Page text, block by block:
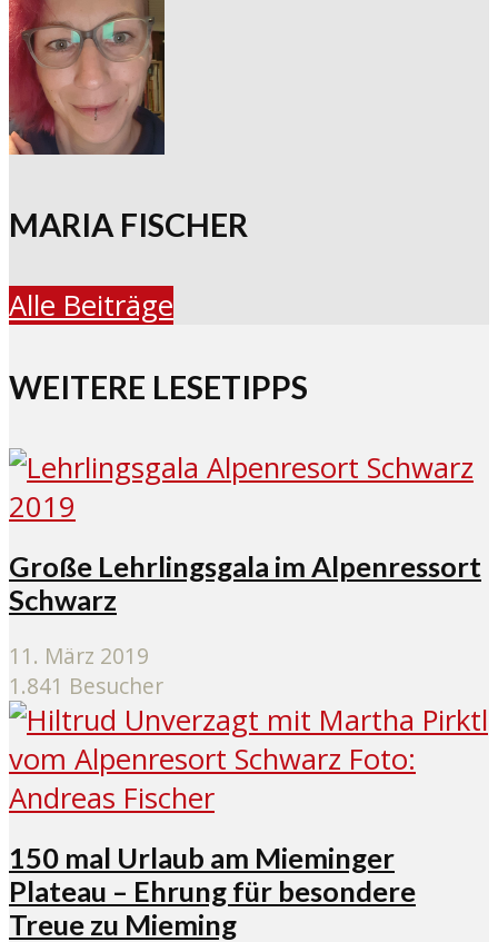
MARIA FISCHER
Alle Beiträge
WEITERE LESETIPPS
Große Lehrlingsgala im Alpenressort
Schwarz
11. März 2019
1.841 Besucher
150 mal Urlaub am Mieminger
Plateau – Ehrung für besondere
Treue zu Mieming